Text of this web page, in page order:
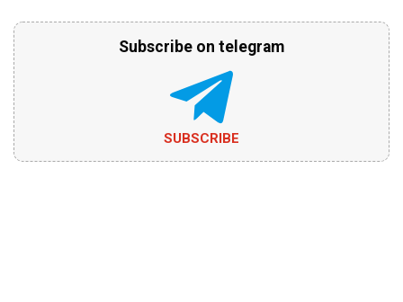
Subscribe on telegram
SUBSCRIBE